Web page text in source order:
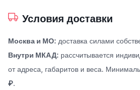
Условия доставки
Москва и МО: доставка силами
Внутри МКАД: рассчитывается
от адреса, габаритов и веса.
₽.